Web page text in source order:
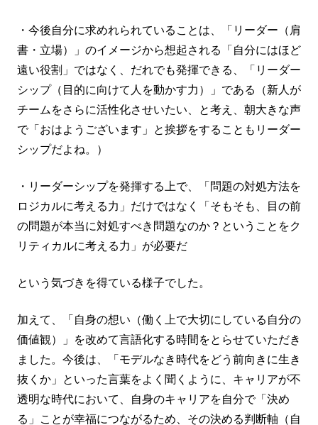
・今後自分に求めれられていることは、「リーダー（肩
書・立場）」のイメージから想起される「自分にはほど
遠い役割」ではなく、だれでも発揮できる、「リーダー
シップ（目的に向けて人を動かす力）」である（新人が
チームをさらに活性化させいたい、と考え、朝大きな声
で「おはようございます」と挨拶をすることもリーダー
シップだよね。）
・リーダーシップを発揮する上で、「問題の対処方法を
ロジカルに考える力」だけではなく「そもそも、目の前
の問題が本当に対処すべき問題なのか？ということをク
リティカルに考える力」が必要だ
という気づきを得ている様子でした。
加えて、「自身の想い（働く上で大切にしている自分の
価値観）」を改めて言語化する時間をとらせていただき
ました。今後は、「モデルなき時代をどう前向きに生き
抜くか」といった言葉をよく聞くように、キャリアが不
透明な時代において、自身のキャリアを自分で「決め
る」ことが幸福につながるため、その決める判断軸（自